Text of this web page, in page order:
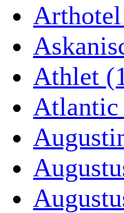
Athlet